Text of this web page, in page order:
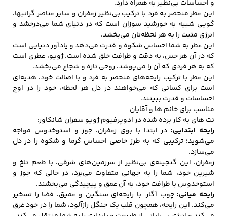
و احساسات بی‌نظیر به همراه دارد.
این عطر منحصر به فرد با ترکیب بی‌نظیر زعفران و سایر عناصر گرانبها،
گویی شبیه به خورشید سوزان است که در دنیای شما می‌درخشد و
انرژی مثبت را به هر لحظه‌تان می‌بخشد.
این عطر به شما احساس شکوه و قدرت می‌دهد و یادآور دنیایی است
که در آن هر حس، به دقت و ظرافت خلق شده است. ژویو، عطری است
که به هر فردی که آن را می‌پوشد، روحی تازه و شجاع می‌بخشد.
این عطر با ترکیب رایحه‌های منحصر به فرد و با اصالت خود، هدیه‌ای
است برای کسانی که می‌خواهند در دل هر لحظه، خود را در اوج
احساسات و قدرت ببینند.
مناسب برای خانم ها و آقایان
نت های به کار برده شده در ادوپرفیوم ژویو سفران شانکاور:
رایحه ابتدایی: در ابتدا با بوی زعفران، جوز و استوخدوس مواجه
می‌شوید؛ ترکیبی که به طرز خاصی احساس گرما و شکوه را در دل
می‌سازد.
زعفران، این گنجینه‌ی بی‌نظیر از سرزمین‌های شرقی، با طعم تلخ و
شیرین خود، شما را به جهانی متفاوت می‌برد، در حالی که جوز و
استوخدوس با ظرافت خود، به آن عمق و پیچیدگی می‌بخشند.
رایحه میانی: چوب آگار، با رایحه‌ای سنگین و عمیق، فضا را تسخیر
می‌کند. این رایحه، همچون قلب یک جنگل رازآلود، شما را در خود غرق